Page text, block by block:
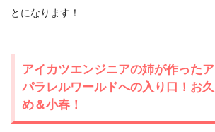
とになります！
アイカツエンジニアの姉が作ったア
パラレルワールドへの入り口！お
め＆小春！